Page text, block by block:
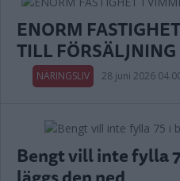
ENORM
TILL FÖRSÄLJNING
NÄRINGSLIV 28 juni 2026
Bengt vill inte fylla